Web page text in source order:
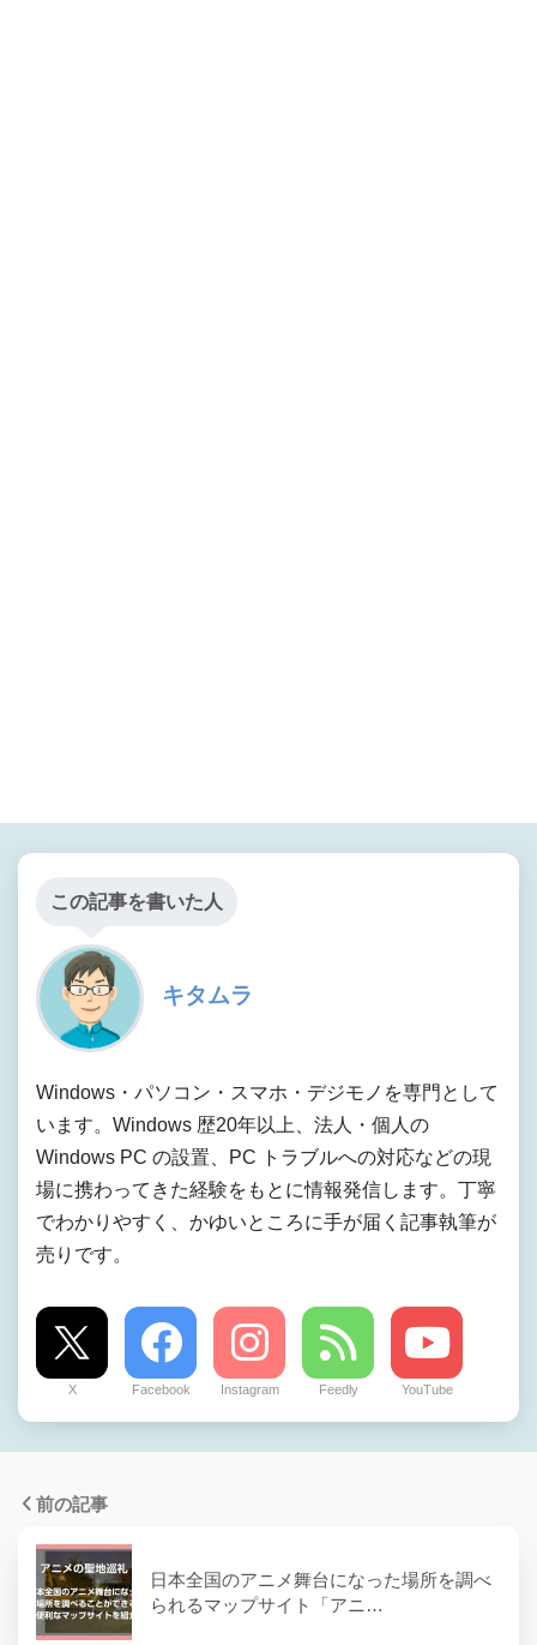
この記事を書いた人
キタムラ
Windows・パソコン・スマホ・デジモノを専門として
います。Windows 歴20年以上、法人・個人の
Windows PC の設置、PC トラブルへの対応などの現
場に携わってきた経験をもとに情報発信します。丁寧
でわかりやすく、かゆいところに手が届く記事執筆が
売りです。
X Facebook Instagram Feedly YouTube
前の記事
日本全国のアニメ舞台になった場所を調べ
られるマップサイト「アニ…